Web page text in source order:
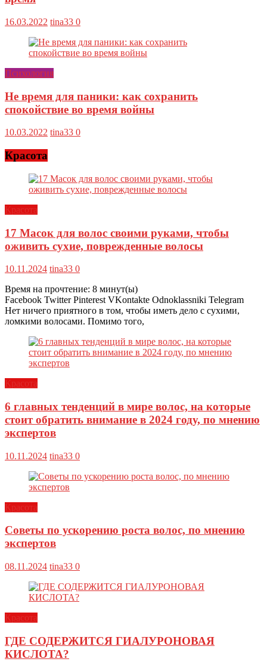
16.03.2022 tina33 0
Психология
Не время для паники: как сохранить
спокойствие во время войны
10.03.2022 tina33 0
Красота
Красота
17 Масок для волос своими руками, чтобы
оживить сухие, поврежденные волосы
10.11.2024 tina33 0
Время на прочтение: 8 минут(ы)
Facebook Twitter Pinterest VKontakte Odnoklassniki Telegram
Нет ничего приятного в том, чтобы иметь дело с сухими,
ломкими волосами. Помимо того,
Красота
6 главных тенденций в мире волос, на которые
стоит обратить внимание в 2024 году, по мнению
экспертов
10.11.2024 tina33 0
Красота
Советы по ускорению роста волос, по мнению
экспертов
08.11.2024 tina33 0
Красота
ГДЕ СОДЕРЖИТСЯ ГИАЛУРОНОВАЯ
КИСЛОТА?